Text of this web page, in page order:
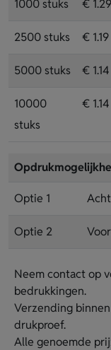
1000 stuks € 1.29
2500 stuks € 1.19
5000 stuks € 1.14
10000
stuks
€ 1.14
Optie 1
Optie 2
Neem contact op
bedrukkingen.
Verzending
drukproef.
Alle genoemde